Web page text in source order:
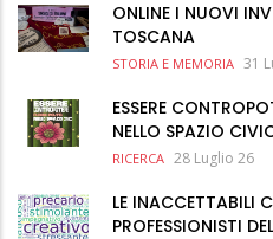
ONLINE I NUOVI
TOSCANA
STORIA E MEMORIA 31
ESSERE
NELLO SPAZIO
RICERCA 28 Luglio 26
LE INACCETTABILI
PROFESSIONISTI